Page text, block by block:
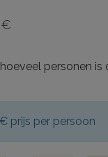
€
personen is
prijs per persoon